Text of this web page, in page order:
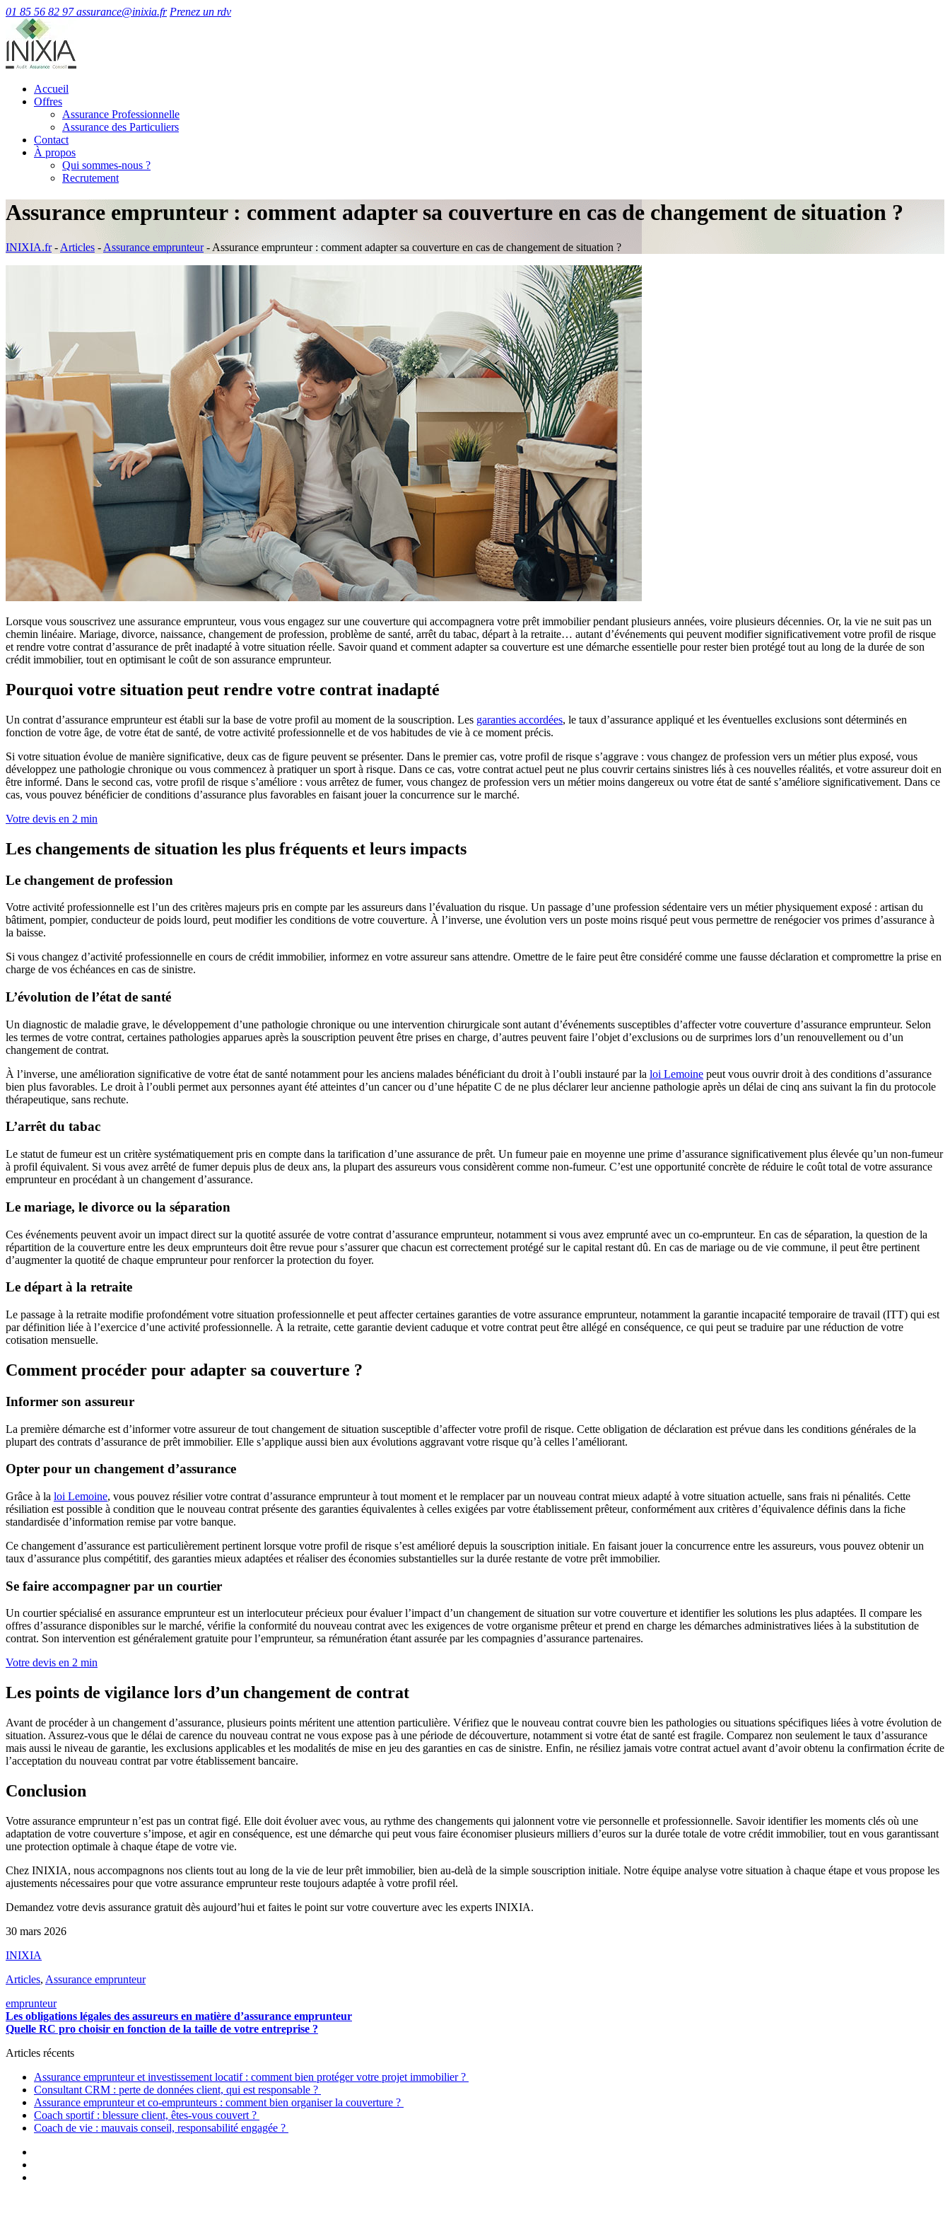
01 85 56 82 97 assurance@inixia.fr Prenez un rdv
Accueil
Offres
Assurance Professionnelle
Assurance des Particuliers
Contact
À propos
Qui sommes-nous ?
Recrutement
Assurance emprunteur : comment adapter sa couverture en cas de changement de situation ?
INIXIA.fr- Articles - Assurance emprunteur- Assurance emprunteur : comment adapter sa couverture en cas de changement de situation ?
Lorsque vous souscrivez une assurance emprunteur, vous vous engagez sur une couverture qui accompagnera votre prêt immobilier pendant plusieurs années, voire plusieurs décennies. Or, la vie ne suit pas un
chemin linéaire. Mariage, divorce, naissance, changement de profession, problème de santé, arrêt du tabac, départ à la retraite… autant d’événements qui peuvent modifier significativement votre profil de risque
et rendre votre contrat d’assurance de prêt inadapté à votre situation réelle. Savoir quand et comment adapter sa couverture est une démarche essentielle pour rester bien protégé tout au long de la durée de son
crédit immobilier, tout en optimisant le coût de son assurance emprunteur.
Pourquoi votre situation peut rendre votre contrat inadapté
Un contrat d’assurance emprunteur est établi sur la base de votre profil au moment de la souscription. Les garanties accordées, le taux d’assurance appliqué et les éventuelles exclusions sont déterminés en
fonction de votre âge, de votre état de santé, de votre activité professionnelle et de vos habitudes de vie à ce moment précis.
Si votre situation évolue de manière significative, deux cas de figure peuvent se présenter. Dans le premier cas, votre profil de risque s’aggrave : vous changez de profession vers un métier plus exposé, vous
développez une pathologie chronique ou vous commencez à pratiquer un sport à risque. Dans ce cas, votre contrat actuel peut ne plus couvrir certains sinistres liés à ces nouvelles réalités, et votre assureur doit en
être informé. Dans le second cas, votre profil de risque s’améliore : vous arrêtez de fumer, vous changez de profession vers un métier moins dangereux ou votre état de santé s’améliore significativement. Dans ce
cas, vous pouvez bénéficier de conditions d’assurance plus favorables en faisant jouer la concurrence sur le marché.
Votre devis en 2 min
Les changements de situation les plus fréquents et leurs impacts
Le changement de profession
Votre activité professionnelle est l’un des critères majeurs pris en compte par les assureurs dans l’évaluation du risque. Un passage d’une profession sédentaire vers un métier physiquement exposé : artisan du
bâtiment, pompier, conducteur de poids lourd, peut modifier les conditions de votre couverture. À l’inverse, une évolution vers un poste moins risqué peut vous permettre de renégocier vos primes d’assurance à
la baisse.
Si vous changez d’activité professionnelle en cours de crédit immobilier, informez en votre assureur sans attendre. Omettre de le faire peut être considéré comme une fausse déclaration et compromettre la prise en
charge de vos échéances en cas de sinistre.
L’évolution de l’état de santé
Un diagnostic de maladie grave, le développement d’une pathologie chronique ou une intervention chirurgicale sont autant d’événements susceptibles d’affecter votre couverture d’assurance emprunteur. Selon
les termes de votre contrat, certaines pathologies apparues après la souscription peuvent être prises en charge, d’autres peuvent faire l’objet d’exclusions ou de surprimes lors d’un renouvellement ou d’un
changement de contrat.
À l’inverse, une amélioration significative de votre état de santé notamment pour les anciens malades bénéficiant du droit à l’oubli instauré par la loi Lemoine peut vous ouvrir droit à des conditions d’assurance
bien plus favorables. Le droit à l’oubli permet aux personnes ayant été atteintes d’un cancer ou d’une hépatite C de ne plus déclarer leur ancienne pathologie après un délai de cinq ans suivant la fin du protocole
thérapeutique, sans rechute.
L’arrêt du tabac
Le statut de fumeur est un critère systématiquement pris en compte dans la tarification d’une assurance de prêt. Un fumeur paie en moyenne une prime d’assurance significativement plus élevée qu’un non-fumeur
à profil équivalent. Si vous avez arrêté de fumer depuis plus de deux ans, la plupart des assureurs vous considèrent comme non-fumeur. C’est une opportunité concrète de réduire le coût total de votre assurance
emprunteur en procédant à un changement d’assurance.
Le mariage, le divorce ou la séparation
Ces événements peuvent avoir un impact direct sur la quotité assurée de votre contrat d’assurance emprunteur, notamment si vous avez emprunté avec un co-emprunteur. En cas de séparation, la question de la
répartition de la couverture entre les deux emprunteurs doit être revue pour s’assurer que chacun est correctement protégé sur le capital restant dû. En cas de mariage ou de vie commune, il peut être pertinent
d’augmenter la quotité de chaque emprunteur pour renforcer la protection du foyer.
Le départ à la retraite
Le passage à la retraite modifie profondément votre situation professionnelle et peut affecter certaines garanties de votre assurance emprunteur, notamment la garantie incapacité temporaire de travail (ITT) qui est
par définition liée à l’exercice d’une activité professionnelle. À la retraite, cette garantie devient caduque et votre contrat peut être allégé en conséquence, ce qui peut se traduire par une réduction de votre
cotisation mensuelle.
Comment procéder pour adapter sa couverture ?
Informer son assureur
La première démarche est d’informer votre assureur de tout changement de situation susceptible d’affecter votre profil de risque. Cette obligation de déclaration est prévue dans les conditions générales de la
plupart des contrats d’assurance de prêt immobilier. Elle s’applique aussi bien aux évolutions aggravant votre risque qu’à celles l’améliorant.
Opter pour un changement d’assurance
Grâce à la loi Lemoine, vous pouvez résilier votre contrat d’assurance emprunteur à tout moment et le remplacer par un nouveau contrat mieux adapté à votre situation actuelle, sans frais ni pénalités. Cette
résiliation est possible à condition que le nouveau contrat présente des garanties équivalentes à celles exigées par votre établissement prêteur, conformément aux critères d’équivalence définis dans la fiche
standardisée d’information remise par votre banque.
Ce changement d’assurance est particulièrement pertinent lorsque votre profil de risque s’est amélioré depuis la souscription initiale. En faisant jouer la concurrence entre les assureurs, vous pouvez obtenir un
taux d’assurance plus compétitif, des garanties mieux adaptées et réaliser des économies substantielles sur la durée restante de votre prêt immobilier.
Se faire accompagner par un courtier
Un courtier spécialisé en assurance emprunteur est un interlocuteur précieux pour évaluer l’impact d’un changement de situation sur votre couverture et identifier les solutions les plus adaptées. Il compare les
offres d’assurance disponibles sur le marché, vérifie la conformité du nouveau contrat avec les exigences de votre organisme prêteur et prend en charge les démarches administratives liées à la substitution de
contrat. Son intervention est généralement gratuite pour l’emprunteur, sa rémunération étant assurée par les compagnies d’assurance partenaires.
Votre devis en 2 min
Les points de vigilance lors d’un changement de contrat
Avant de procéder à un changement d’assurance, plusieurs points méritent une attention particulière. Vérifiez que le nouveau contrat couvre bien les pathologies ou situations spécifiques liées à votre évolution de
situation. Assurez-vous que le délai de carence du nouveau contrat ne vous expose pas à une période de découverture, notamment si votre état de santé est fragile. Comparez non seulement le taux d’assurance
mais aussi le niveau de garantie, les exclusions applicables et les modalités de mise en jeu des garanties en cas de sinistre. Enfin, ne résiliez jamais votre contrat actuel avant d’avoir obtenu la confirmation écrite de
l’acceptation du nouveau contrat par votre établissement bancaire.
Conclusion
Votre assurance emprunteur n’est pas un contrat figé. Elle doit évoluer avec vous, au rythme des changements qui jalonnent votre vie personnelle et professionnelle. Savoir identifier les moments clés où une
adaptation de votre couverture s’impose, et agir en conséquence, est une démarche qui peut vous faire économiser plusieurs milliers d’euros sur la durée totale de votre crédit immobilier, tout en vous garantissant
une protection optimale à chaque étape de votre vie.
Chez INIXIA, nous accompagnons nos clients tout au long de la vie de leur prêt immobilier, bien au-delà de la simple souscription initiale. Notre équipe analyse votre situation à chaque étape et vous propose les
ajustements nécessaires pour que votre assurance emprunteur reste toujours adaptée à votre profil réel.
Demandez votre devis assurance gratuit dès aujourd’hui et faites le point sur votre couverture avec les experts INIXIA.
30 mars 2026
INIXIA
Articles, Assurance emprunteur
emprunteur
Les obligations légales des assureurs en matière d’assurance emprunteur
Quelle RC pro choisir en fonction de la taille de votre entreprise ?
Articles récents
Assurance emprunteur et investissement locatif : comment bien protéger votre projet immobilier ?
Consultant CRM : perte de données client, qui est responsable ?
Assurance emprunteur et co-emprunteurs : comment bien organiser la couverture ?
Coach sportif : blessure client, êtes-vous couvert ?
Coach de vie : mauvais conseil, responsabilité engagée ?